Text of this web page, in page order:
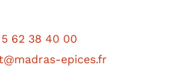
62 38 40 00
epices.fr